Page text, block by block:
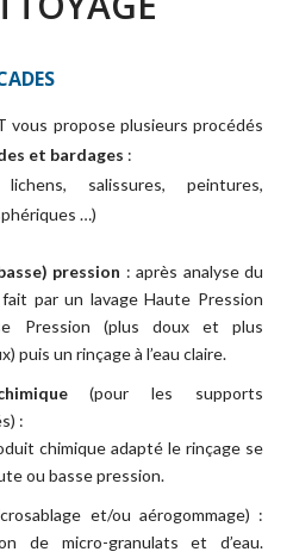
vous propose plusieurs procédés
et bardages :
lichens, salissures, peintures,
…)
pression : après analyse du
par un lavage Haute Pression
Pression (plus doux et plus
puis un rinçage à l’eau claire.
(pour les supports
:
chimique adapté le rinçage se
ou basse pression.
et/ou aérogommage) :
de micro-granulats et d’eau.